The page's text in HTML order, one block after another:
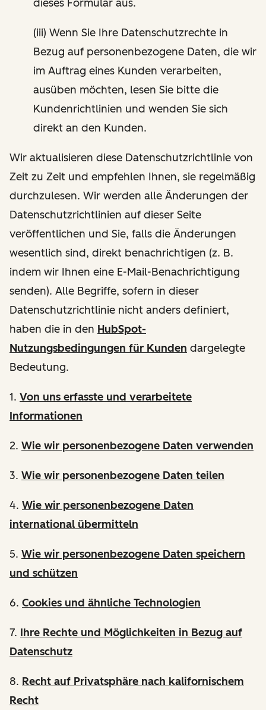
dieses Formular aus.
(iii) Wenn Sie Ihre Datenschutzrechte in
Bezug auf personenbezogene Daten, die wir
im Auftrag eines Kunden verarbeiten,
ausüben möchten, lesen Sie bitte die
Kundenrichtlinien und wenden Sie sich
direkt an den Kunden.
Wir aktualisieren diese Datenschutzrichtlinie von
Zeit zu Zeit und empfehlen Ihnen, sie regelmäßig
durchzulesen. Wir werden alle Änderungen der
Datenschutzrichtlinien auf dieser Seite
veröffentlichen und Sie, falls die Änderungen
wesentlich sind, direkt benachrichtigen (z. B.
indem wir Ihnen eine E-Mail-Benachrichtigung
senden). Alle Begriffe, sofern in dieser
Datenschutzrichtlinie nicht anders definiert,
haben die in den HubSpot-
Nutzungsbedingungen für Kunden dargelegte
Bedeutung.
1. Von uns erfasste und verarbeitete
Informationen
2. Wie wir personenbezogene Daten verwenden
3. Wie wir personenbezogene Daten teilen
4. Wie wir personenbezogene Daten
international übermitteln
5. Wie wir personenbezogene Daten speichern
und schützen
6. Cookies und ähnliche Technologien
7. Ihre Rechte und Möglichkeiten in Bezug auf
Datenschutz
8. Recht auf Privatsphäre nach kalifornischem
Recht